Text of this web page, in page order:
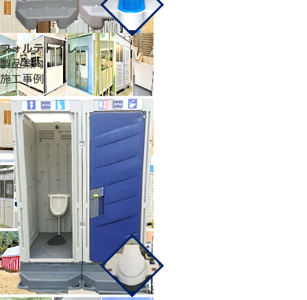
フォルテトイレ
製品案内
施工事例